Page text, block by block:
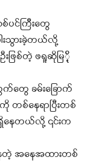
ပင်ကြီးတွေ
းသွားခဲ့တယ်လို့
ဖြစ်တဲ့ ဖရူဆိုမြ်ို့
ေ ခမ်းခြောက်
စ်နေရာပြီးတစ်
နေတယ်လို့ ၎င်းက
ေတဲ့ အနေအထားတစ်